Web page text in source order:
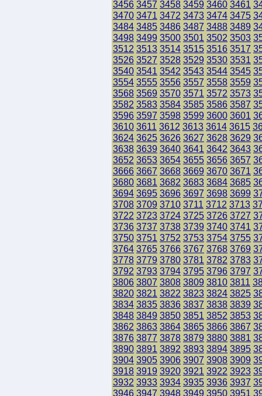
3456 3457 3458 3459 3460 3461
3470 3471 3472 3473 3474 3475
3484 3485 3486 3487 3488 3489
3498 3499 3500 3501 3502 3503
3512 3513 3514 3515 3516 3517
3526 3527 3528 3529 3530 3531
3540 3541 3542 3543 3544 3545
3554 3555 3556 3557 3558 3559
3568 3569 3570 3571 3572 3573
3582 3583 3584 3585 3586 3587
3596 3597 3598 3599 3600 3601
3610 3611 3612 3613 3614 3615
3624 3625 3626 3627 3628 3629
3638 3639 3640 3641 3642 3643
3652 3653 3654 3655 3656 3657
3666 3667 3668 3669 3670 3671
3680 3681 3682 3683 3684 3685
3694 3695 3696 3697 3698 3699
3708 3709 3710 3711 3712 3713
3722 3723 3724 3725 3726 3727
3736 3737 3738 3739 3740 3741
3750 3751 3752 3753 3754 3755
3764 3765 3766 3767 3768 3769
3778 3779 3780 3781 3782 3783
3792 3793 3794 3795 3796 3797
3806 3807 3808 3809 3810 3811
3820 3821 3822 3823 3824 3825
3834 3835 3836 3837 3838 3839
3848 3849 3850 3851 3852 3853
3862 3863 3864 3865 3866 3867
3876 3877 3878 3879 3880 3881
3890 3891 3892 3893 3894 3895
3904 3905 3906 3907 3908 3909
3918 3919 3920 3921 3922 3923
3932 3933 3934 3935 3936 3937
3946 3947 3948 3949 3950 3951